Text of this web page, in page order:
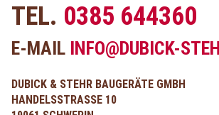
TEL. 0385 644360
E-MAIL INFO@DUBICK-
DUBICK & STEHR BAUGERÄTE GMBH
HANDELSSTRASSE 10